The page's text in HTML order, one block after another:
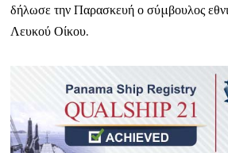
δήλωσε την Παρασκευή ο σύμβουλος
Λευκού Οίκου.